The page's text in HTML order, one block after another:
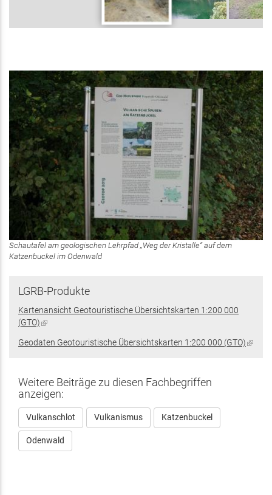
Schautafel am geologischen Lehrpfad „Weg der Kristalle“ auf dem
Katzenbuckel im Odenwald
LGRB-Produkte
Kartenansicht Geotouristische Übersichtskarten 1:200 000
(GTO)(Link
extern)
Geodaten Geotouristische Übersichtskarten 1:200 000 (GTO)(Link
Weitere Beiträge zu diesen Fachbegriffen
anzeigen:
Vulkanschlot Vulkanismus Katzenbuckel
Odenwald